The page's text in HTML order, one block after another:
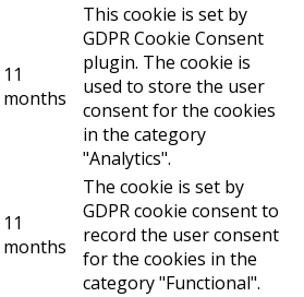
11
months
This cookie is set by
GDPR Cookie Consent
plugin. The cookie is
used to store the user
consent for the cookies
in the category
"Analytics".
11
months
The cookie is set by
GDPR cookie consent to
record the user consent
for the cookies in the
category "Functional".